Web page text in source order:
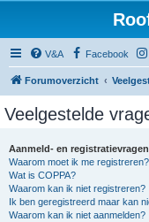
V&A Facebook
Forumoverzicht
Veelgestelde
Aanmeld- en registratievragen
Waarom moet ik me registreren?
Wat is COPPA?
Waarom kan ik niet registreren?
Ik ben geregistreerd maar kan
Waarom kan ik niet aanmelden?